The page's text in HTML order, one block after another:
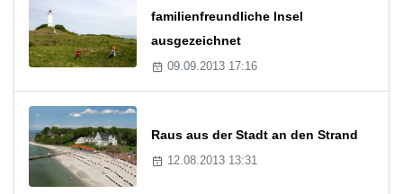
familienfreundliche Insel
ausgezeichnet
09.09.2013 17:16
Raus aus der Stadt an den Strand
12.08.2013 13:31